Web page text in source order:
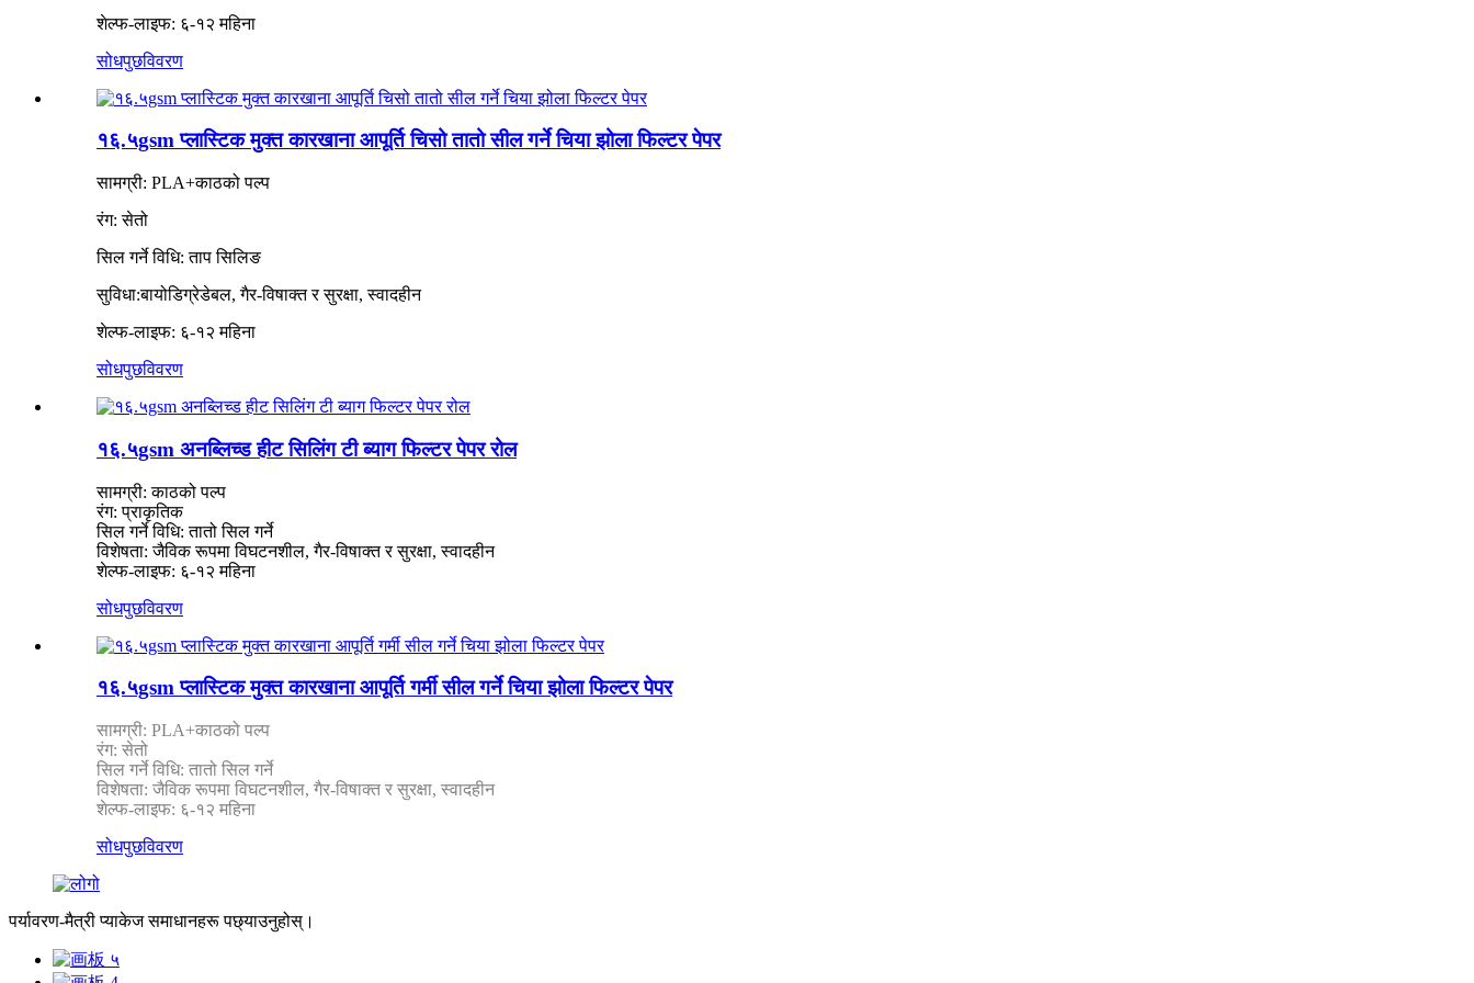
शेल्फ-लाइफ: ६-१२ महिना
सोधपुछविवरण
१६.५gsm प्लास्टिक मुक्त कारखाना आपूर्ति चिसो तातो सील गर्ने चिया झोला फिल्टर पेपर
सामग्री: PLA+काठको पल्प
रंग: सेतो
सिल गर्ने विधि: ताप सिलिङ
सुविधा:बायोडिग्रेडेबल, गैर-विषाक्त र सुरक्षा, स्वादहीन
शेल्फ-लाइफ: ६-१२ महिना
सोधपुछविवरण
१६.५gsm अनब्लिच्ड हीट सिलिंग टी ब्याग फिल्टर पेपर रोल
सामग्री: काठको पल्प
रंग: प्राकृतिक
सिल गर्ने विधि: तातो सिल गर्ने
विशेषता: जैविक रूपमा विघटनशील, गैर-विषाक्त र सुरक्षा, स्वादहीन
शेल्फ-लाइफ: ६-१२ महिना
सोधपुछविवरण
१६.५gsm प्लास्टिक मुक्त कारखाना आपूर्ति गर्मी सील गर्ने चिया झोला फिल्टर पेपर
सामग्री: PLA+काठको पल्प
रंग: सेतो
सिल गर्ने विधि: तातो सिल गर्ने
विशेषता: जैविक रूपमा विघटनशील, गैर-विषाक्त र सुरक्षा, स्वादहीन
शेल्फ-लाइफ: ६-१२ महिना
सोधपुछविवरण
पर्यावरण-मैत्री प्याकेज समाधानहरू पछ्याउनुहोस्।